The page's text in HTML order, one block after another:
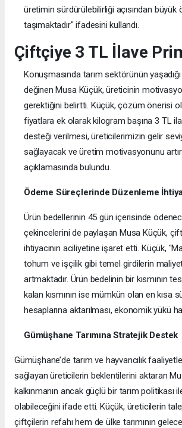
üretimin sürdürülebilirliği açısından büyük
taşımaktadır" ifadesini kullandı.
Çiftçiye 3 TL İlave
Konuşmasında tarım sektörünün
değinen Musa Küçük, üreticinin
gerektiğini belirtti. Küçük, çözüm önerisi
fiyatlara ek olarak kilogram başına 3 TL
desteği verilmesi, üreticilerimizin gelir
sağlayacak ve üretim motivasyonunu
açıklamasında bulundu.
Ödeme Süreçlerinde Düzenleme
Ürün bedellerinin 45 gün içerisinde
çekincelerini de paylaşan Musa Küçük,
ihtiyacının aciliyetine işaret etti. Küçük,
tohum ve işçilik gibi temel girdilerin
artmaktadır. Ürün bedelinin bir kısmının
kalan kısmının ise mümkün olan en kısa
hesaplarına aktarılması, ekonomik yükü
Gümüşhane Tarımına Stratejik Destek
Gümüşhane’de tarım ve hayvancılık
sağlayan üreticilerin beklentilerini aktaran
kalkınmanın ancak güçlü bir tarım politikası
olabileceğini ifade etti. Küçük, üreticilerin
çiftçilerin refahı hem de ülke tarımının